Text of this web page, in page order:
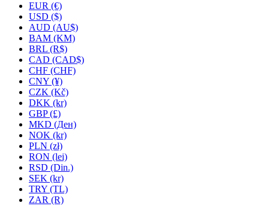
EUR (€)
USD ($)
AUD (AU$)
BAM (KM)
BRL (R$)
CAD (CAD$)
CHF (CHF)
CNY (¥)
CZK (Kč)
DKK (kr)
GBP (£)
MKD (Ден)
NOK (kr)
PLN (zł)
RON (lei)
RSD (Din.)
SEK (kr)
TRY (TL)
ZAR (R)